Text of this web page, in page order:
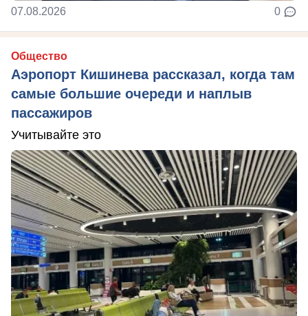
07.08.2026 0
Общество
Аэропорт Кишинева рассказал, когда там
самые большие очереди и наплыв
пассажиров
Учитывайте это